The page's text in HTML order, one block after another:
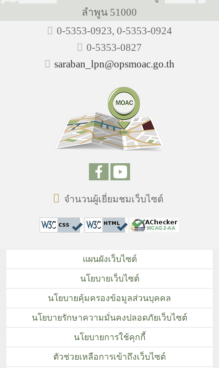
ลำพูน 51000
0-5353-0923, 0-5353-0924
0-5353-0827
saraban_lpn@opsmoac.go.th
จำนวนผู้เยี่ยมชมเว็บไซต์
แผนผังเว็บไซต์
นโยบายเว็บไซต์
นโยบายคุ้มครองข้อมูลส่วนบุคคล
นโยบายรักษาความมั่นคงปลอดภัยเว็บไซต์
นโยบายการใช้คุกกี้
ตัวช่วยเหลือการเข้าถึงเว็บไซต์